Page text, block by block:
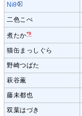
Niθ
二色こぺ
煮たか*9
猫缶まっしぐら
野崎つばた
萩谷薫
藤未都也
双葉はづき